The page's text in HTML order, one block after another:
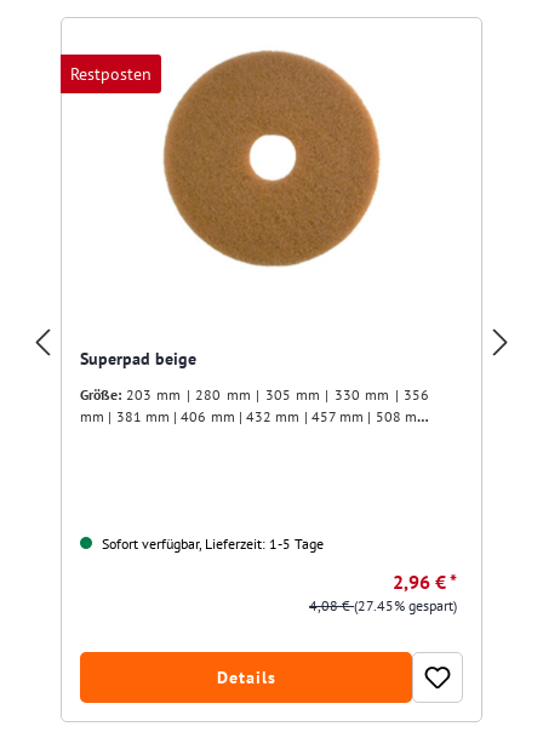
Restposten
Superpad beige
Größe: 203 mm | 280 mm | 305 mm | 330 mm | 356
mm | 381 mm | 406 mm | 432 mm | 457 mm | 508 mm
Sofort verfügbar, Lieferzeit: 1-5 Tage
2,96 € *
4,08 €(27.45% gespart)
Details